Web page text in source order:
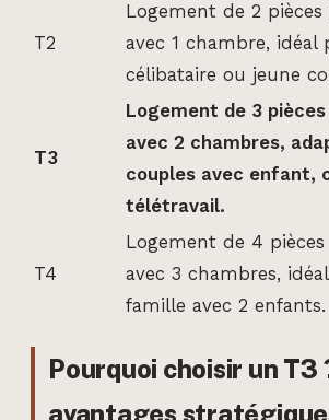
T2
Logement de 2
avec 1 chambre, idéal
célibataire ou jeune
T3
Logement de 3
avec 2 chambres,
couples avec enfant,
télétravail.
T4
Logement de 4
avec 3 chambres,
famille avec 2 enfants.
Pourquoi choisir un T3
avantages